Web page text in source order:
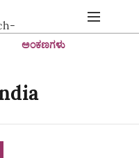
ಅಂಕಣಗಳು